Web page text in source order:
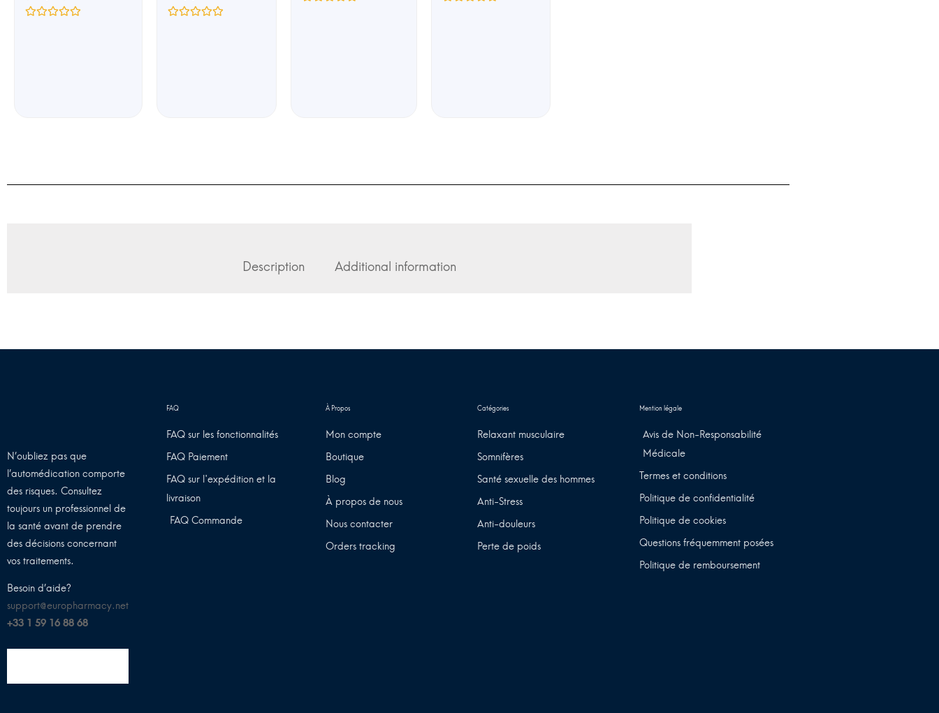
Description Additional information
N’oubliez pas que
l’automédication comporte
des risques. Consultez
toujours un professionnel de
la santé avant de prendre
des décisions concernant
vos traitements.
Besoin d’aide?
support@europharmacy.net
+33 1 59 16 88 68
FAQ sur les fonctionnalités
FAQ Paiement
FAQ sur l'expédition et la
livraison
FAQ Commande
Mon compte
Boutique
Blog
À propos de nous
Nous contacter
Orders tracking
Relaxant musculaire
Somnifères
Santé sexuelle des hommes
Anti-Stress
Anti-douleurs
Perte de poids
Avis de Non-Responsabilité
Médicale
Termes et conditions
Politique de confidentialité
Politique de cookies
Questions fréquemment posées
Politique de remboursement